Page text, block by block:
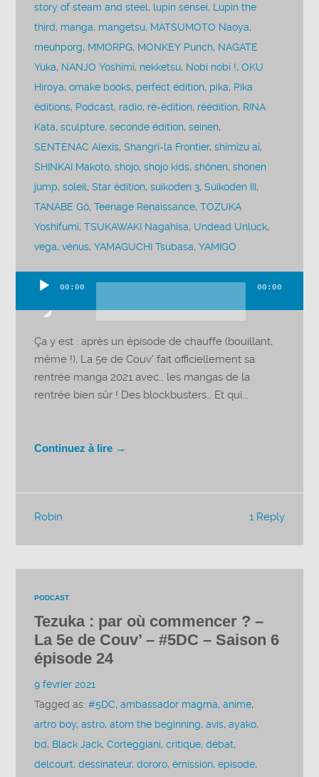
story of steam and steel, lupin sensei, Lupin the
third, manga, mangetsu, MATSUMOTO Naoya,
meuhporg, MMORPG, MONKEY Punch, NAGATE
Yuka, NANJO Yoshimi, nekketsu, Nobi nobi !,OKU
Hiroya,omake books, perfect édition, pika, Pika
éditions, Podcast, radio, ré-édition, réédition, RINA
Kata,sculpture,seconde édition,seinen,
SENTENAC Alexis,Shangri-la Frontier,shimizu ai,
SHINKAI Makoto,shojo,shojo kids,shônen,shonen
jump,soleil,Star édition,suikoden 3,Suikoden III,
TANABE Gô,Teenage Renaissance,TOZUKA
Yoshifumi,TSUKAWAKI Nagahisa, Undead Unluck,
vega,vénus,YAMAGUCHI Tsubasa,YAMIGO
audio
00:00 00:00
Ça y est : après un épisode de chauffe (bouillant,
même !), La 5e de Couv’ fait officiellement sa
rentrée manga 2021 avec… les mangas de la
rentrée bien sûr ! Des blockbusters… Et qui...
Continuez à lire →
1 Reply
Robin
PODCAST
Tezuka : par où commencer ? –
La 5e de Couv’ – #5DC – Saison 6
épisode 24
9 février 2021
Tagged as:#5DC,ambassador magma,anime,
artro boy,astro,atom the beginning,avis,ayako,
bd, Black Jack,Corteggiani,critique,débat,
delcourt,dessinateur,dororo,émission,episode,